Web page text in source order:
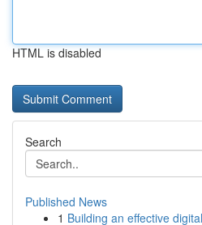
HTML is disabled
Search
Published News
1 Building an effective